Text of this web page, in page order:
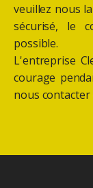
veuillez nous
sécurisé, le
possible.
L'entreprise
courage
nous contacter